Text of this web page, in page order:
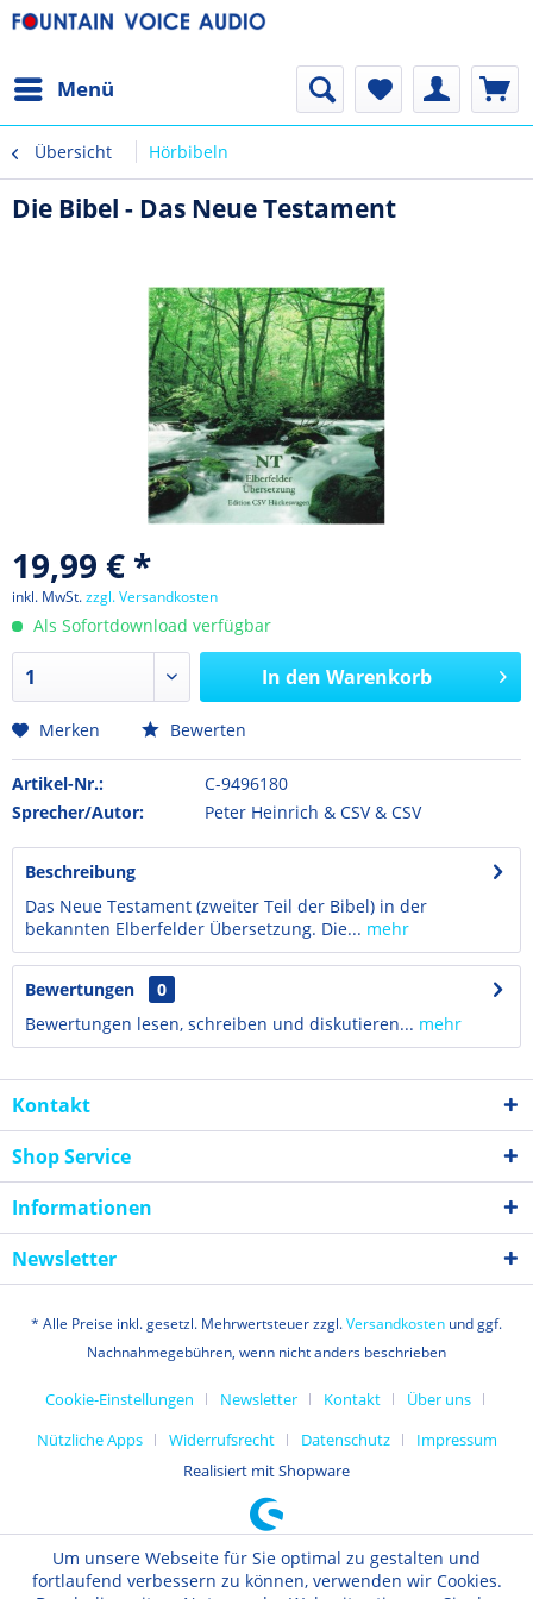
Menü
Übersicht Hörbibeln
Die Bibel - Das Neue Testament
19,99 € *
inkl. MwSt.zzgl. Versandkosten
Als Sofortdownload verfügbar
In den Warenkorb
Merken Bewerten
Artikel-Nr.:
C-9496180
Sprecher/Autor:
Peter Heinrich & CSV & CSV
Beschreibung
Das Neue Testament (zweiter Teil der Bibel) in der
bekannten Elberfelder Übersetzung. Die... mehr
Bewertungen
0
Bewertungen lesen, schreiben und diskutieren... mehr
Kontakt
Shop Service
Informationen
Newsletter
* Alle Preise inkl. gesetzl. Mehrwertsteuer zzgl.Versandkosten und ggf.
Nachnahmegebühren, wenn nicht anders beschrieben
Cookie-Einstellungen Newsletter Kontakt
Über uns
Nützliche Apps
Widerrufsrecht Datenschutz
Impressum
Realisiert mit Shopware
Um unsere Webseite für Sie optimal zu gestalten und
fortlaufend verbessern zu können, verwenden wir Cookies.